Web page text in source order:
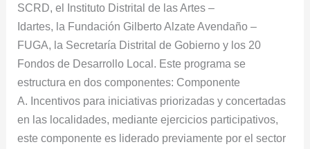
SCRD, el Instituto Distrital de las Artes –
Idartes, la Fundación Gilberto Alzate Avendaño –
FUGA, la Secretaría Distrital de Gobierno y los 20
Fondos de Desarrollo Local. Este programa se
estructura en dos componentes: Componente
A. Incentivos para iniciativas priorizadas y concertadas
en las localidades, mediante ejercicios participativos,
este componente es liderado previamente por el sector